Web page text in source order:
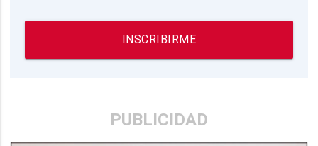
INSCRIBIRME
PUBLICIDAD